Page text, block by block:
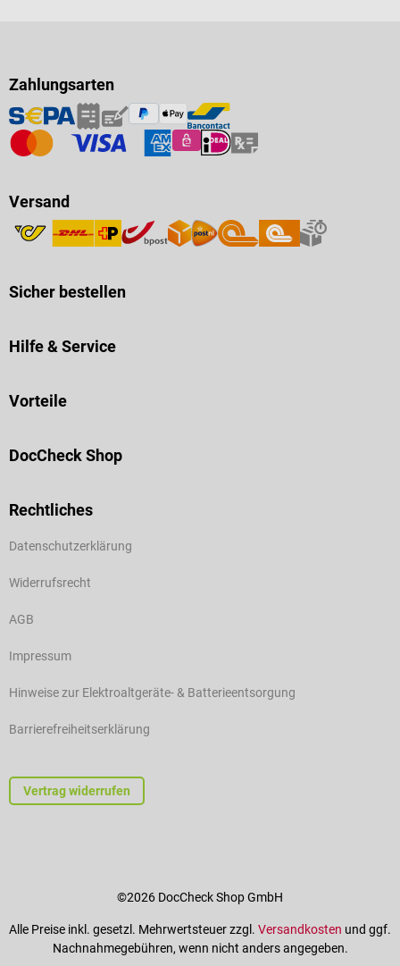
Zahlungsarten
Versand
Sicher bestellen
Hilfe & Service
Vorteile
DocCheck Shop
Rechtliches
Datenschutzerklärung
Widerrufsrecht
AGB
Impressum
Hinweise zur Elektroaltgeräte- & Batterieentsorgung
Barrierefreiheitserklärung
Vertrag widerrufen
©2026 DocCheck Shop GmbH
Alle Preise inkl. gesetzl. Mehrwertsteuer zzgl. Versandkosten und ggf.
Nachnahmegebühren, wenn nicht anders angegeben.